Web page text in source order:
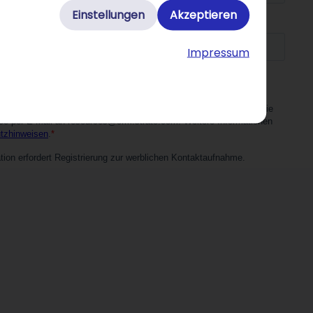
Einstellungen Akzeptieren
Impressum